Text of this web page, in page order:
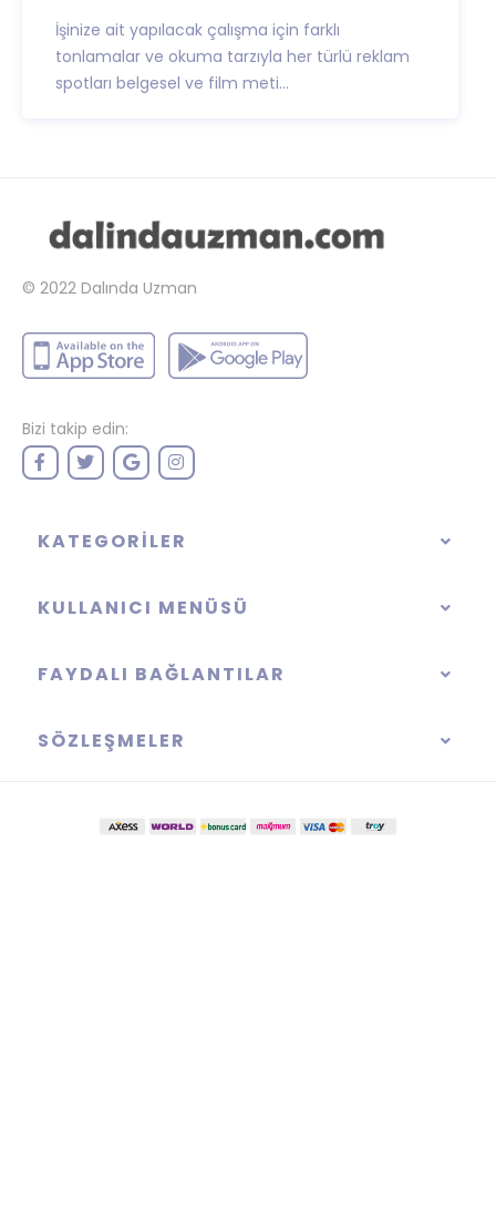
İşinize ait yapılacak çalışma için farklı
tonlamalar ve okuma tarzıyla her türlü reklam
spotları belgesel ve film meti...
© 2022 Dalında Uzman
Bizi takip edin:
KATEGORILER
KULLANICI MENÜSÜ
FAYDALI BAĞLANTILAR
SÖZLEŞMELER